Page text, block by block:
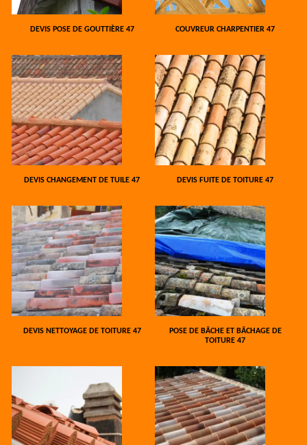
DEVIS POSE DE GOUTTIÈRE 47 COUVREUR CHARPENTIER 47
DEVIS CHANGEMENT DE TUILE 47 DEVIS FUITE DE TOITURE 47
DEVIS NETTOYAGE DE TOITURE 47
POSE DE BÂCHE ET BÂCHAGE DE
TOITURE 47